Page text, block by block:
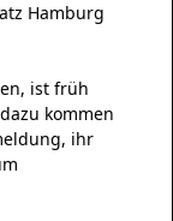
Hamburg
ist früh
kommen
ihr